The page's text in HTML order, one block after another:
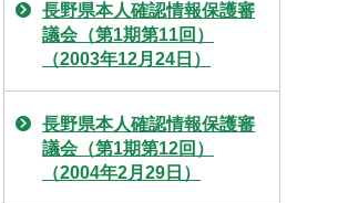
長野県本人確認情報保護審
議会（第1期第11回）
（2003年12月24日）
長野県本人確認情報保護審
議会（第1期第12回）
（2004年2月29日）